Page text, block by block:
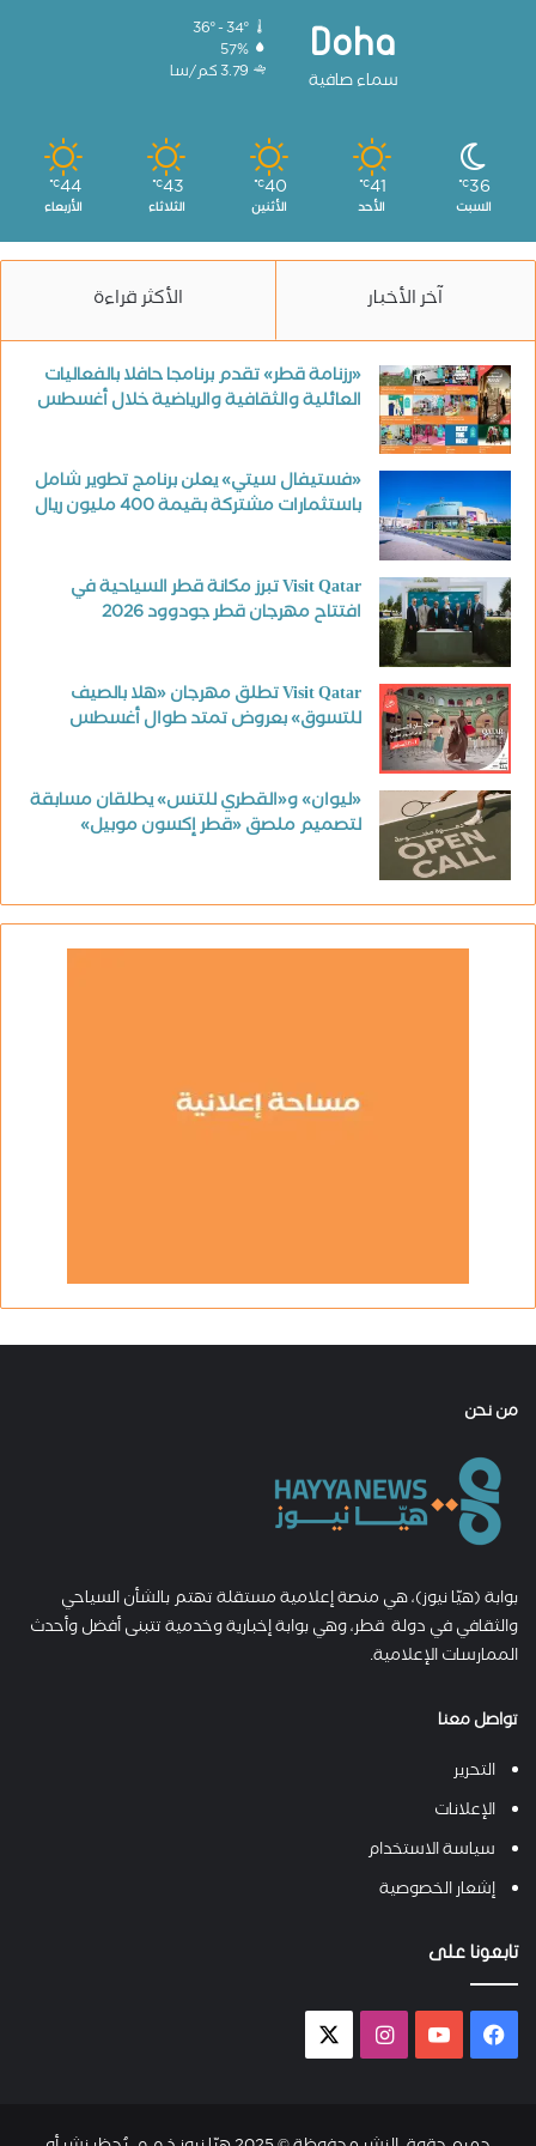
Doha
سماء صافية
36º - 34º
57%
3.79 كم/سا
36
℃
السبت
41
℃
الأحد
40
℃
الأثنين
43
℃
الثلاثاء
44
℃
الأربعاء
آخر الأخبار الأكثر قراءة
«رزنامة قطر» تقدم برنامجا حافلا بالفعاليات
العائلية والثقافية والرياضية خلال أغسطس
«فستيفال سيتي» يعلن برنامج تطوير شامل
باستثمارات مشتركة بقيمة 400 مليون ريال
Visit Qatar تبرز مكانة قطر السياحية في
افتتاح مهرجان قطر جودوود 2026
Visit Qatar تطلق مهرجان «هلا بالصيف
للتسوق» بعروض تمتد طوال أغسطس
«ليوان» و«القطري للتنس» يطلقان مسابقة
لتصميم ملصق «قطر إكسون موبيل»
من نحن
بوابة (هيّا نيوز)، هي منصة إعلامية مستقلة تهتم بالشأن السياحي
والثقافي في دولة قطر، وهي بوابة إخبارية وخدمية تتبنى أفضل وأحدث
الممارسات الإعلامية.
تواصل معنا
التحرير
الإعلانات
سياسة الاستخدام
إشعار الخصوصية
تابعونا على
فيسبوك يوتيوب انستقرام